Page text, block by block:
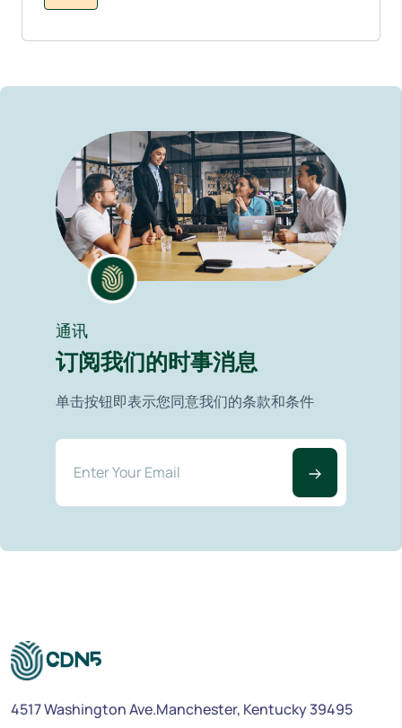
通讯
订阅我们的时事消息
单击按钮即表示您同意我们的条款和条件
4517 Washington Ave.Manchester, Kentucky 39495